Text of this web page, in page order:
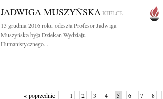
JADWIGA MUSZYŃSKA KIELCE
13 grudnia 2016 roku odeszła Profesor Jadwiga
Muszyńska była Dziekan Wydziału
Humanistycznego...
« poprzednie 1 2 3 4 5 6 7 8